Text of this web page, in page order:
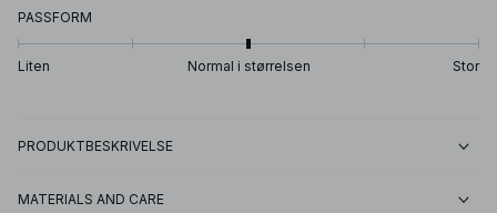
PASSFORM
Liten Normal i størrelsen Stor
PRODUKTBESKRIVELSE
MATERIALS AND CARE